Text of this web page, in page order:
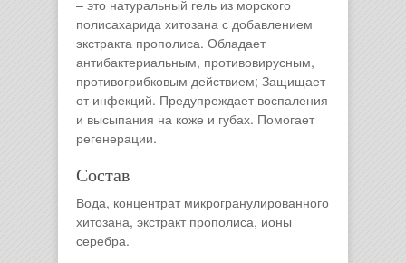
– это натуральный гель из морского
полисахарида хитозана с добавлением
экстракта прополиса. Обладает
антибактериальным, противовирусным,
противогрибковым действием; Защищает
от инфекций. Предупреждает воспаления
и высыпания на коже и губах. Помогает
регенерации.
Состав
Вода, концентрат микрогранулированного
хитозана, экстракт прополиса, ионы
серебра.